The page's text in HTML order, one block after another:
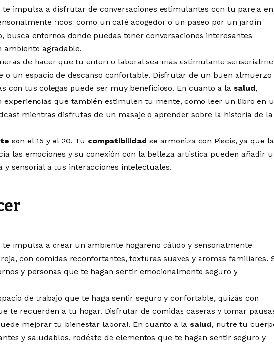
te impulsa a disfrutar de conversaciones estimulantes con tu pareja en
ricos, como un café acogedor o un paseo por un jardín
busca entornos donde puedas tener conversaciones interesantes
agradable.
de hacer que tu entorno laboral sea más estimulante
o un espacio de descanso confortable. Disfrutar de un buen almuerzo
con tus colegas puede ser muy beneficioso. En cuanto a la salud,
experiencias que también estimulen tu mente, como leer un libro en
mientras disfrutas de un masaje o aprender sobre la historia de la
son el 15 y el 20. Tu compatibilidad se armoniza con Piscis, ya que la
las emociones y su conexión con la belleza artística pueden añadir
y sensorial a tus interacciones intelectuales.
te impulsa a crear un ambiente hogareño cálido y sensorialmente
con comidas reconfortantes, texturas suaves y aromas familiares.
y personas que te hagan sentir emocionalmente seguro y
de trabajo que te haga sentir seguro y confortable, quizás con
te recuerden a tu hogar. Disfrutar de comidas caseras y tomar
mejorar tu bienestar laboral. En cuanto a la salud, nutre tu
y saludables, rodéate de elementos que te hagan sentir seguro y